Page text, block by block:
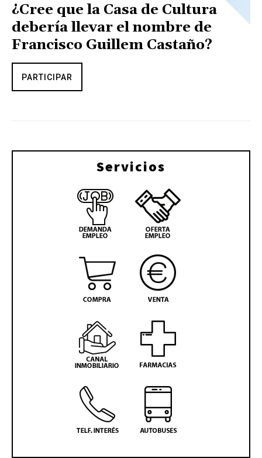
¿Cree que la Casa de Cultura
debería llevar el nombre de
Francisco Guillem Castaño?
PARTICIPAR
Servicios